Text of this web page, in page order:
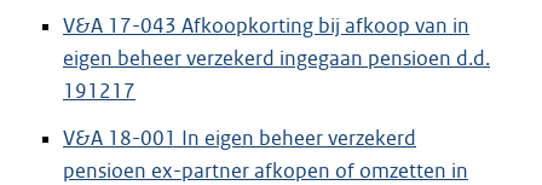
V&A 17-043 Afkoopkorting bij afkoop van in
eigen beheer verzekerd ingegaan pensioen d.d.
191217
V&A 18-001 In eigen beheer verzekerd
pensioen ex-partner afkopen of omzetten in